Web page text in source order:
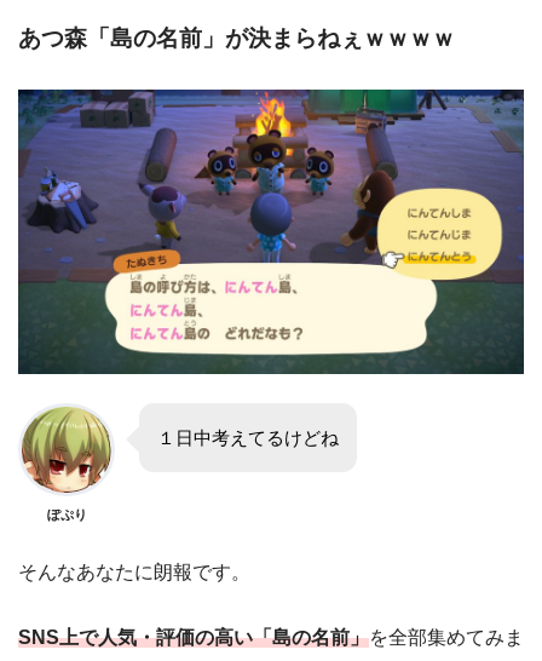
あつ森「島の名前」が決まらねぇｗｗｗｗ
ぽぷり
１日中考えてるけどね
そんなあなたに朗報です。
SNS上で人気・評価の高い「島の名前」を全部集めてみま